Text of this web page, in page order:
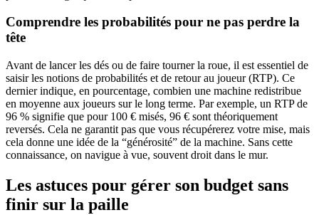
Comprendre les probabilités pour ne pas perdre la
tête
Avant de lancer les dés ou de faire tourner la roue, il est essentiel de
saisir les notions de probabilités et de retour au joueur (RTP). Ce
dernier indique, en pourcentage, combien une machine redistribue
en moyenne aux joueurs sur le long terme. Par exemple, un RTP de
96 % signifie que pour 100 € misés, 96 € sont théoriquement
reversés. Cela ne garantit pas que vous récupérerez votre mise, mais
cela donne une idée de la “générosité” de la machine. Sans cette
connaissance, on navigue à vue, souvent droit dans le mur.
Les astuces pour gérer son budget sans
finir sur la paille